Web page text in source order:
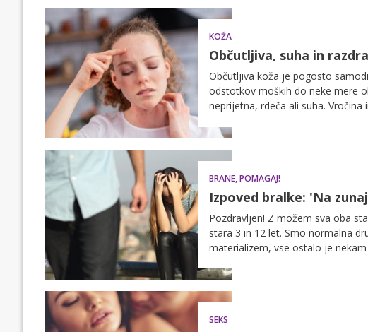
KOŽA
Občutljiva, suha in
Občutljiva koža je pogosto
odstotkov moških do neke mere
neprijetna, rdeča ali suha.
BRANE, POMAGAJ!
Izpoved bralke: 'Na
Pozdravljen! Z možem sva oba
stara 3 in 12 let. Smo normalna
materializem, vse ostalo je
Tudi on ima družino. Sva tudi oba
kemija. Oba veva za to, le jaz si
srečna in vem, da tudi on z mano
SEKS